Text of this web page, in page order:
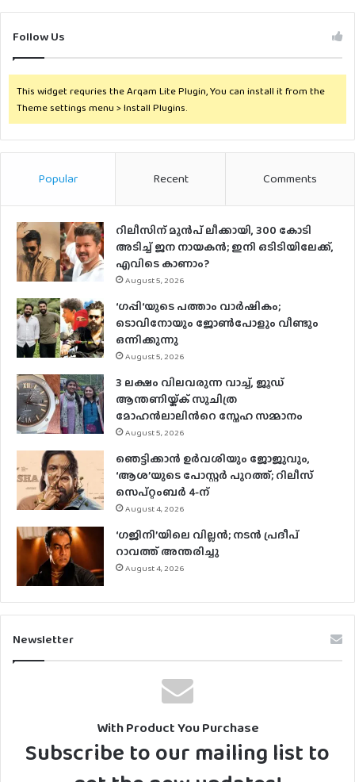
Follow Us
This widget requries the Arqam Lite Plugin, You can install it from the
Theme settings menu > Install Plugins.
Popular Recent Comments
റിലീസിന് മുൻപ് ലീക്കായി, 300 കോടി
അടിച്ച് ജന നായകൻ; ഇനി ഒടിടിയിലേക്ക്,
എവിടെ കാണാം?
August 5, 2026
‘ഗപ്പി‘യുടെ പത്താം വാർഷികം;
ടൊവിനോയും ജോൺപോളും വീണ്ടും
ഒന്നിക്കുന്നു
August 5, 2026
3 ലക്ഷം വിലവരുന്ന വാച്ച്, ജൂഡ്
ആന്തണിയ്ക്ക് സുചിത്ര
മോഹൻലാലിൻറെ സ്നേഹ സമ്മാനം
August 5, 2026
ഞെട്ടിക്കാൻ ഉർവശിയും ജോജുവും,
‘ആശ’യുടെ പോസ്റ്റർ പുറത്ത്; റിലീസ്
സെപ്റ്റംബർ 4-ന്
August 4, 2026
‘ഗജിനി’യിലെ വില്ലൻ; നടൻ പ്രദീപ്
റാവത്ത് അന്തരിച്ചു
August 4, 2026
Newsletter
With Product You Purchase
Subscribe to our mailing list to